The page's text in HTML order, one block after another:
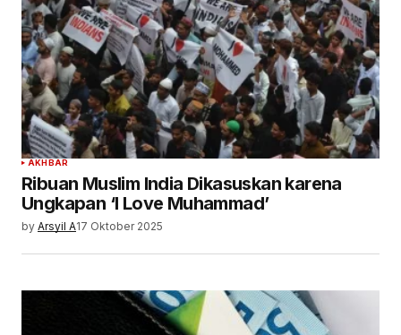
AKHBAR
Ribuan Muslim India Dikasuskan karena
Ungkapan ‘I Love Muhammad’
by Arsyil A17 Oktober 2025